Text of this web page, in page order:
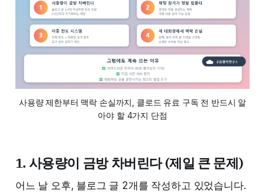
사용량 제한부터 맥락 손실까지, 클로드 유료 구독 전 반드시 알
아야 할 4가지 단점
1. 사용량이 금방 차버린다 (제일 큰 문제)
어느 날 오후, 블로그 글 2개를 작성하고 있었습니다.